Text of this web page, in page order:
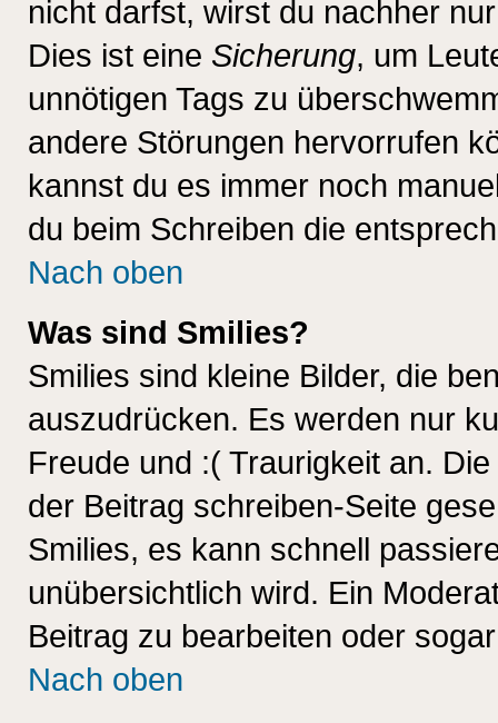
nicht darfst, wirst du nachher
Dies ist eine Sicherung, um
unnötigen Tags zu
andere Störungen hervorrufen
kannst du es immer noch
du beim Schreiben die
Nach oben
Was sind Smilies?
Smilies sind kleine Bilder, die
auszudrücken. Es werden nur
Freude und :( Traurigkeit an.
der Beitrag schreiben-Seite
Smilies, es kann schnell
unübersichtlich wird. Ein
Beitrag zu bearbeiten oder
Nach oben